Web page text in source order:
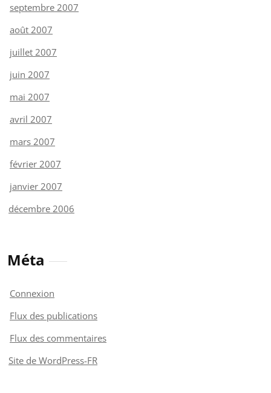
septembre 2007
août 2007
juillet 2007
juin 2007
mai 2007
avril 2007
mars 2007
février 2007
janvier 2007
décembre 2006
Méta
Connexion
Flux des publications
Flux des commentaires
Site de WordPress-FR